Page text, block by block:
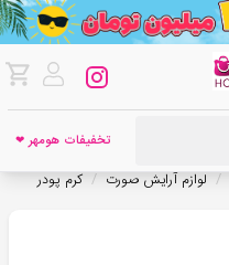
تخفیفات هومهر ❤
/ لوازم آرایش صورت / کرم پودر